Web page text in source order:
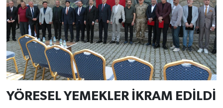
YÖRESEL YEMEKLER İKRAM EDİLDİ